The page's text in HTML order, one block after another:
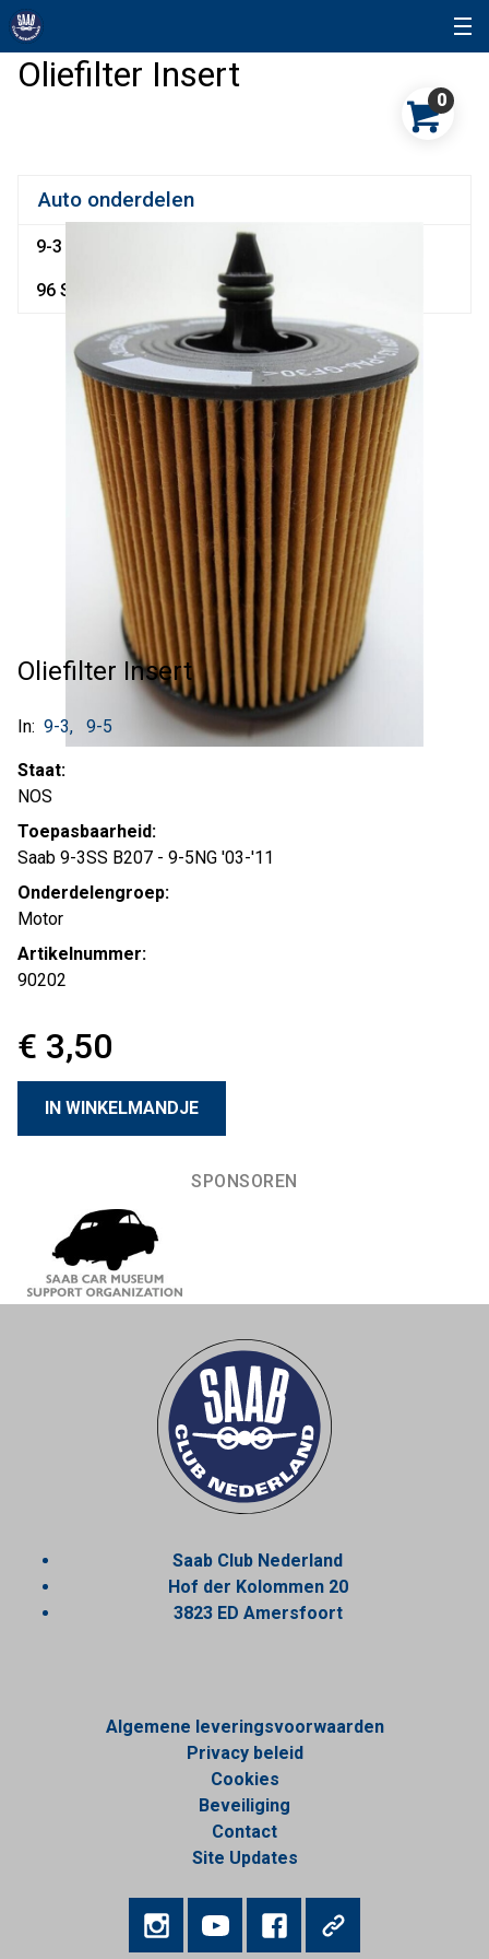
Oliefilter Insert
0
Auto onderdelen
9-3 9000
96 Sonett Snuffelhoek
Oliefilter Insert
In: 9-3 9-5
Staat:
NOS
Toepasbaarheid:
Saab 9-3SS B207 - 9-5NG '03-'11
Onderdelengroep:
Motor
Artikelnummer:
90202
€ 3,50
SPONSOREN
Saab Club Nederland
Hof der Kolommen 20
3823 ED Amersfoort
Algemene leveringsvoorwaarden
Privacy beleid
Cookies
Beveiliging
Contact
Site Updates